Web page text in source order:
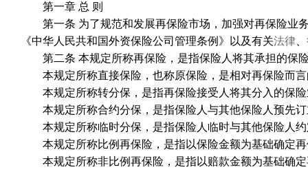
第一章 总 则
第一条 为了规范和发展再保险市场，加强对再保险业务
《中华人民共和国外资保险公司管理条例》以及有关法律
第二条 本规定所称再保险，是指保险人将其承担的保
本规定所称直接保险，也称原保险，是相对再保险而言
本规定所称转分保，是指再保险接受人将其分入的保险
本规定所称合约分保，是指保险人与其他保险人预先订
本规定所称临时分保，是指保险人临时与其他保险人约
本规定所称比例再保险，是指以保险金额为基础确定再
本规定所称非比例再保险，是指以赔款金额为基础确定